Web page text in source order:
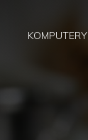
KOMPUTERY